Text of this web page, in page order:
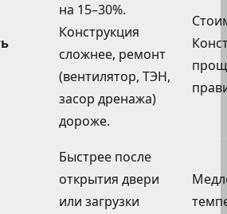
на 15–30%.
Конструкция
сложнее, ремонт
(вентилятор, ТЭН,
засор дренажа)
дороже.
Быстрее после
открытия двери
или загрузки